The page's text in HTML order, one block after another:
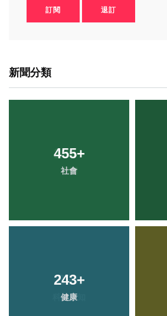
訂閱 退訂
新聞分類
455+
社會
243+
健康